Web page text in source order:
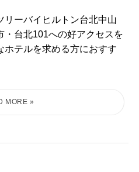
リーバイヒルトン台北中山
・台北101への好アクセスを
ホテルを求める方におすす